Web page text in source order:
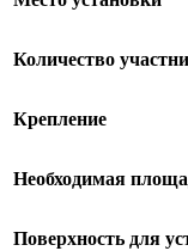
Количество
Крепление
Необходимая
Поверхность для